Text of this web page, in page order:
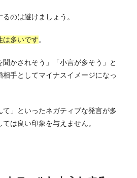
のは避けましょう。
は多いです。
聞かされそう」「小言が多そう」と
手としてマイナスイメージになっ
て」といったネガティブな発言が多
は良い印象を与えません。